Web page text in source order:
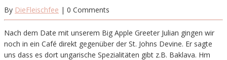
By DieFleischfee | 0 Comments
Nach dem Date mit unserem Big Apple Greeter Julian gingen wir
noch in ein Café direkt gegenüber der St. Johns Devine. Er sagte
uns dass es dort ungarische Spezialitäten gibt z.B. Baklava. Hm